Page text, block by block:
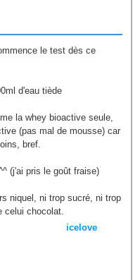
le test dès ce
d'eau tiède
la whey bioactive seule,
(pas mal de mousse) car
bref.
(j'ai pris le goût fraise)
niquel, ni trop sucré, ni trop
celui chocolat.
icelove